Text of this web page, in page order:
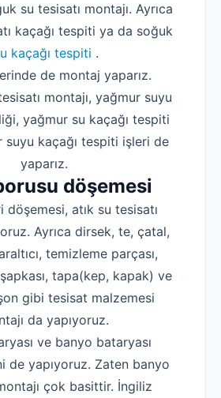
su tesisatı montajı. Ayrıca
kaçağı tespiti ya da soğuk
kaçağı tespiti .
de montaj yaparız.
montajı, yağmur suyu
yağmur su kaçağı tespiti
suyu kaçağı tespiti işleri de
yaparız.
döşemesi
döşemesi, atık su tesisatı
Ayrıca dirsek, te, çatal,
temizleme parçası,
tapa(kep, kapak) ve
gibi tesisat malzemesi
da yapıyoruz.
ve banyo bataryası
de yapıyoruz. Zaten banyo
çok basittir. İngiliz